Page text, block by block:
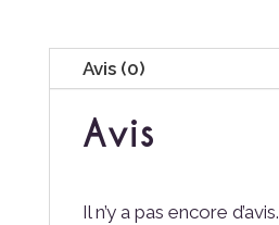
Avis (0)
Avis
Il n’y a pas encore d’avis.